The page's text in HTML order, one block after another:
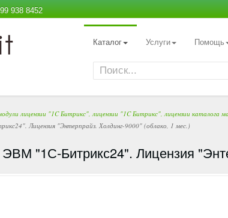
938 8452
Каталог Услуги Помощь
лицензии "1C Битрикс", лицензии "1C Битрикс", лицензии каталога
Лицензия "Энтерпрайз. Холдинг-9000" (облако, 1 мес.)
"1С-Битрикс24". Лицензия